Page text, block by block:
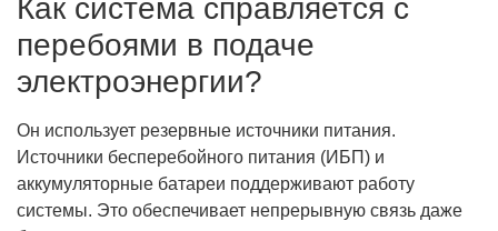
Как система справляется с
перебоями в подаче
электроэнергии?
Он использует резервные источники питания.
Источники бесперебойного питания (ИБП) и
аккумуляторные батареи поддерживают работу
системы. Это обеспечивает непрерывную связь даже